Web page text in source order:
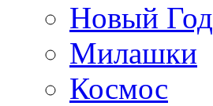
Новый Год
Милашки
Космос